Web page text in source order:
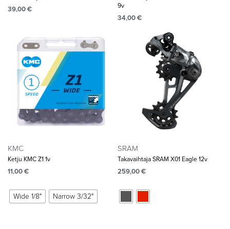
39,00€
9v
34,00€
KMC
Ketju KMC Z1 1v
11,00€
Wide 1/8" Narrow 3/32"
SRAM
Takavaihtaja SRAM X01 Eagle 12v
259,00€